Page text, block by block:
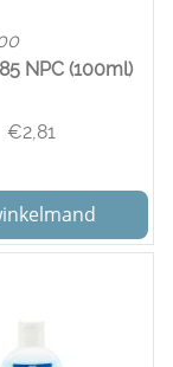
NPC (100ml)
€2,81